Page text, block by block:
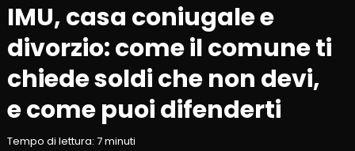
IMU, casa coniugale e
divorzio: come il comune ti
chiede soldi che non devi,
e come puoi difenderti
Tempo di lettura: 7minuti